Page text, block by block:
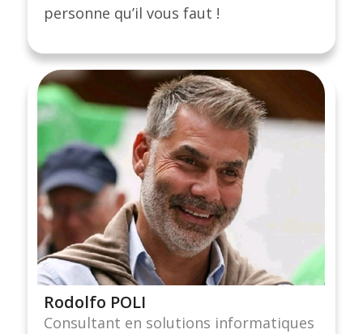
personne qu’il vous faut !
Rodolfo POLI
Consultant en solutions informatiques